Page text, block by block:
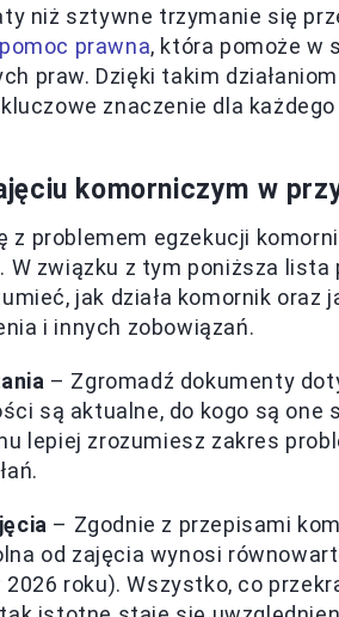
niż sztywne trzymanie się
pomoc prawna, która pomoże w
praw. Dzięki takim
znaczenie dla
komorniczym w
z problemem egzekucji
W związku z tym poniższa
jak działa komornik
i innych zobowiązań.
– Zgromadź dokumenty
są aktualne, do kogo są one
lepiej zrozumiesz zakres
– Zgodnie z przepisami
od zajęcia wynosi
2026 roku). Wszystko, co